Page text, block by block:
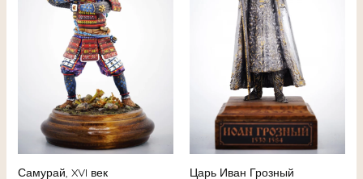
Самурай, XVI век Царь Иван Грозный